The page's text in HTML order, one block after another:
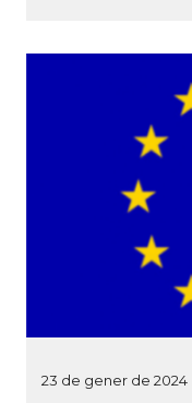
23 de gener de 2024